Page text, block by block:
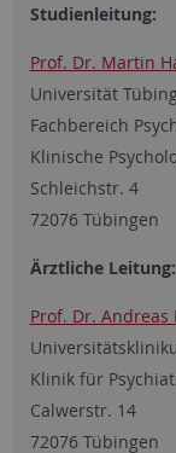
Studienleitung:
Prof. Dr. Martin
Universität
Fachbereich
Klinische
Schleichstr. 4
72076 Tübingen
Ärztliche Leitung:
Prof. Dr. Andreas
Klinik für
Calwerstr. 14
72076 Tübingen